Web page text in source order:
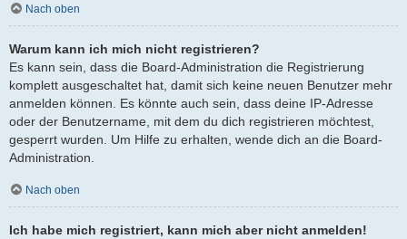
Nach oben
Warum kann ich mich nicht registrieren?
Es kann sein, dass die Board-Administration die Registrierung
komplett ausgeschaltet hat, damit sich keine neuen Benutzer mehr
anmelden können. Es könnte auch sein, dass deine IP-Adresse
oder der Benutzername, mit dem du dich registrieren möchtest,
gesperrt wurden. Um Hilfe zu erhalten, wende dich an die Board-
Administration.
Nach oben
Ich habe mich registriert, kann mich aber nicht anmelden!